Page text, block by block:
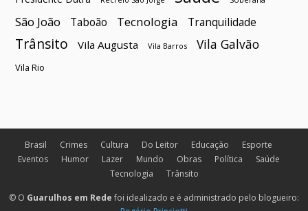
São João Taboão Tecnologia Tranquilidade
Trânsito Vila Augusta Vila Barros Vila Galvão
Vila Rio
Brasil Crimes Cultura Do Leitor Educação
Esporte
Eventos
Humor Lazer Mundo Obras Política
Saúde
Tecnologia
Trânsito
© O Guarulhos em Rede foi idealizado e é administrado pelo blogueiro: